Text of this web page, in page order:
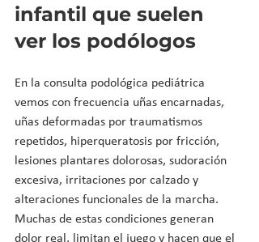
infantil que suelen
ver los podólogos
En la consulta podológica pediátrica
vemos con frecuencia uñas encarnadas,
uñas deformadas por traumatismos
repetidos, hiperqueratosis por fricción,
lesiones plantares dolorosas, sudoración
excesiva, irritaciones por calzado y
alteraciones funcionales de la marcha.
Muchas de estas condiciones generan
dolor real, limitan el juego y hacen que el